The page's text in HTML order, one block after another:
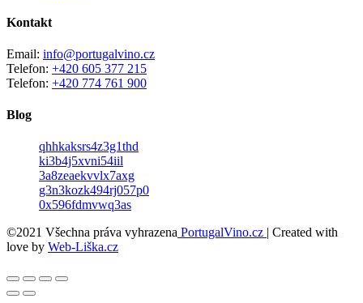
Kontakt
Email: info@portugalvino.cz
Telefon: +420 605 377 215
Telefon: +420 774 761 900
Blog
qhhkaksrs4z3g1thd
ki3b4j5xvni54iil
3a8zeaekvvlx7axg
g3n3kozk494rj057p0
0x596fdmvwq3as
©2021 Všechna práva vyhrazena PortugalVino.cz | Created with
love by Web-Liška.cz